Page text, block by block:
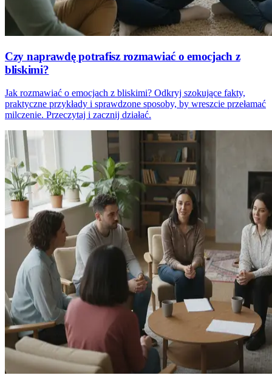
Czy naprawdę potrafisz rozmawiać o emocjach z
bliskimi?
Jak rozmawiać o emocjach z bliskimi? Odkryj szokujące fakty,
praktyczne przykłady i sprawdzone sposoby, by wreszcie przełamać
milczenie. Przeczytaj i zacznij działać.